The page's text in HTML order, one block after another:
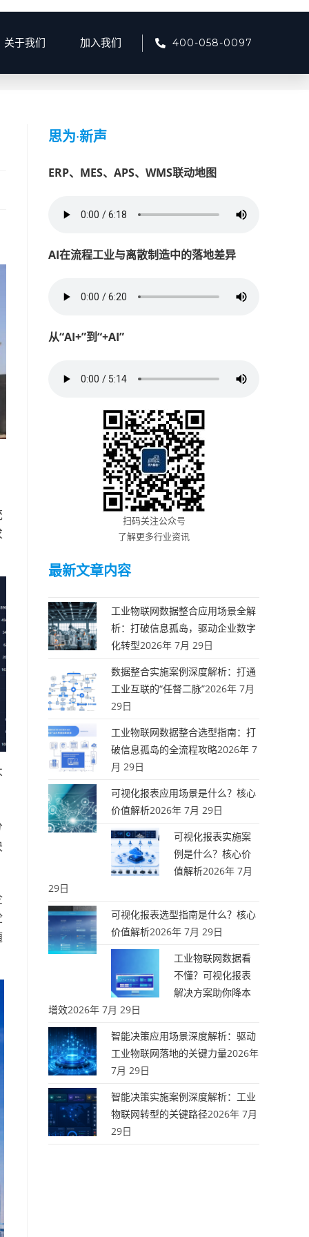
关于我们 加入我们 400-058-0097
9月 > 23 > 产品资讯 > 智慧商砼能源管理：引领绿色节能新潮流
思为·新声
ERP、MES、APS、WMS联动地图
AI在流程工业与离散制造中的落地差异
从“AI+”到“+AI”
扫码关注公众号
了解更多行业资讯
最新文章内容
工业物联网数据整合应用场景全解
析：打破信息孤岛，驱动企业数字
化转型2026年 7月 29日
数据整合实施案例深度解析：打通
工业互联的“任督二脉”2026年 7月
29日
工业物联网数据整合选型指南：打
破信息孤岛的全流程攻略2026年 7
月 29日
可视化报表应用场景是什么？核心
价值解析2026年 7月 29日
可视化报表实施案
例是什么？核心价
值解析2026年 7月
29日
可视化报表选型指南是什么？核心
价值解析2026年 7月 29日
工业物联网数据看
不懂？可视化报表
解决方案助你降本
增效2026年 7月 29日
智能决策应用场景深度解析：驱动
工业物联网落地的关键力量2026年
7月 29日
智能决策实施案例深度解析：工业
物联网转型的关键路径2026年 7月
29日